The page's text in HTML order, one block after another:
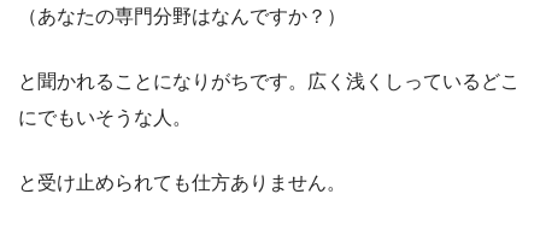
（あなたの専門分野はなんですか？）
と聞かれることになりがちです。広く浅くしっているどこ
にでもいそうな人。
と受け止められても仕方ありません。